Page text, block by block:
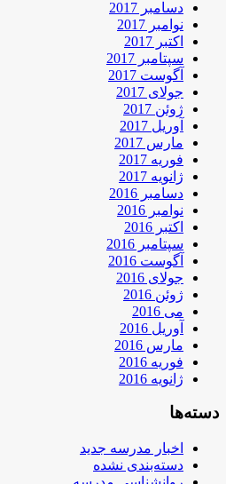
دسامبر 2017
نوامبر 2017
اکتبر 2017
سپتامبر 2017
آگوست 2017
جولای 2017
ژوئن 2017
آوریل 2017
مارس 2017
فوریه 2017
ژانویه 2017
دسامبر 2016
نوامبر 2016
اکتبر 2016
سپتامبر 2016
آگوست 2016
جولای 2016
ژوئن 2016
می 2016
آوریل 2016
مارس 2016
فوریه 2016
ژانویه 2016
دسته‌ها
اخبار مدرسه جدید
دسته‌بندی نشده